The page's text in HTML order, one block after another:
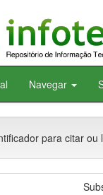
Navegar
para citar ou